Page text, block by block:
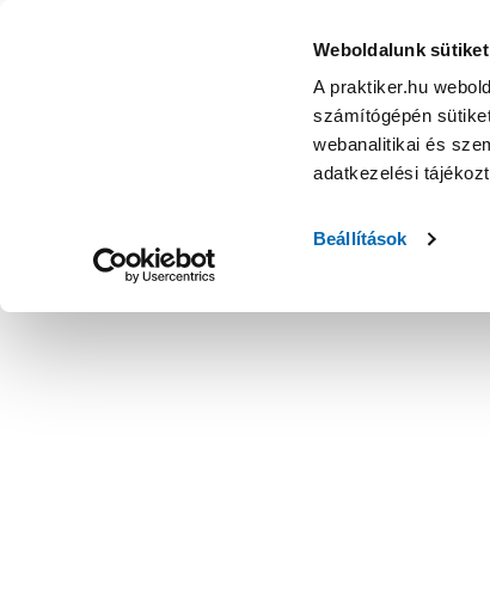
Weboldalunk
A praktiker.hu
számítógépén
webanalitikai és
adatkezelési
Beállítások